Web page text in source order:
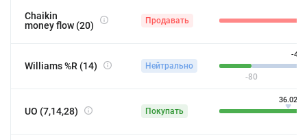
Chaikin
money flow (20)
Продавать
Williams %R (14) Нейтрально
-
-80
UO (7,14,28) Покупать
36.02